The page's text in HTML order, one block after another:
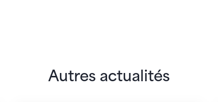
Autres actualités